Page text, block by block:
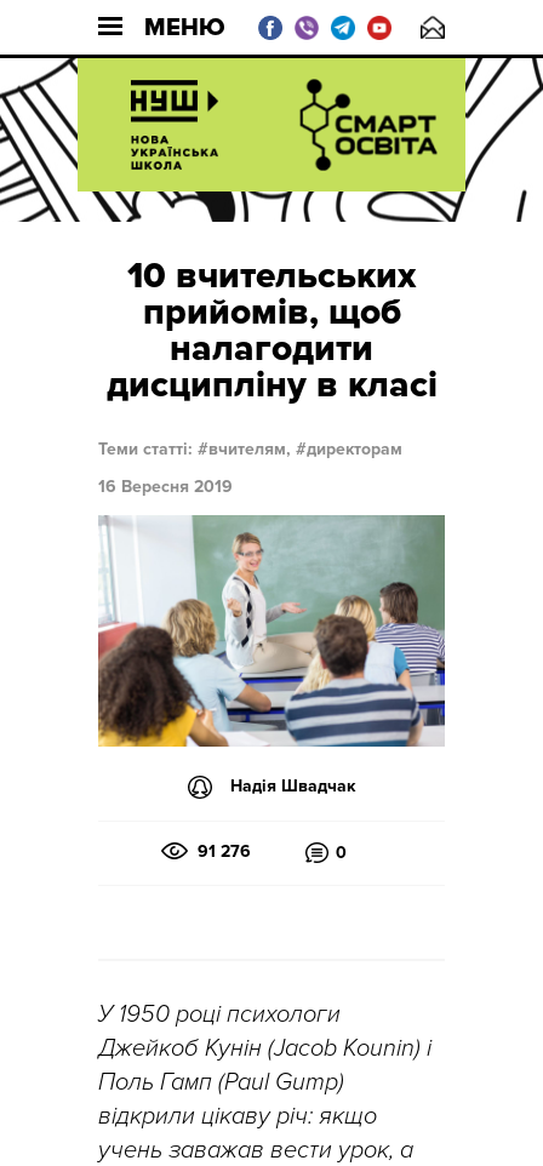
МЕНЮ
10 вчительських
прийомів, щоб
налагодити
дисципліну в класі
Теми статті: вчителям,
директорам
16 Вересня 2019
Надія Швадчак
91 276 0
У 1950 році психологи
Джейкоб Кунін (Jacob Kounin) і
Поль Гамп (Paul Gump)
відкрили цікаву річ: якщо
учень заважав вести урок, а